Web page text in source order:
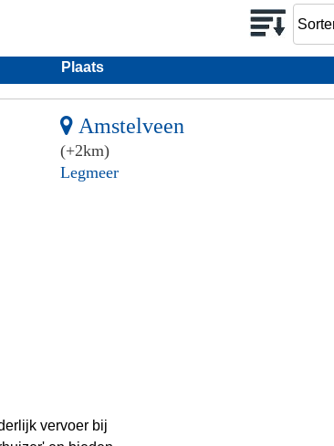
Plaats
Amstelveen
(+2km)
Legmeer
vervoer bij